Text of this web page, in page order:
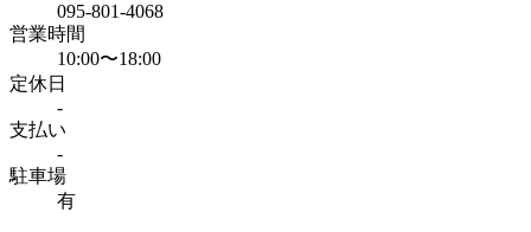
095-801-4068
営業時間
10:00〜18:00
定休日
-
支払い
-
駐車場
有